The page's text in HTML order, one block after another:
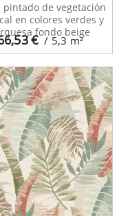
€ / 5,3m²
pintado de vegetación
en colores verdes y
fondo beige